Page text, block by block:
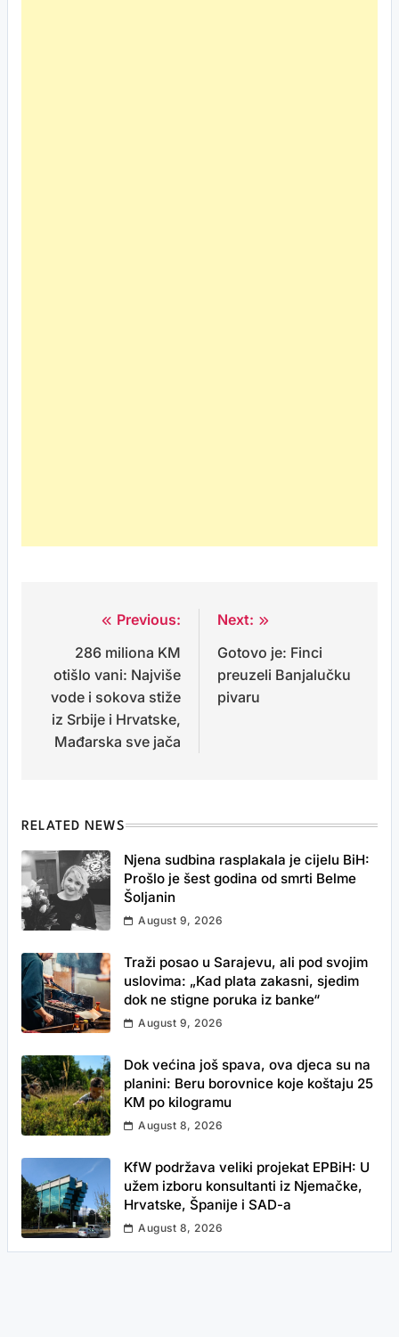
navigation
Previous:
286 miliona KM
otišlo vani: Najviše
vode i sokova stiže
iz Srbije i Hrvatske,
Mađarska sve jača
Next:
Gotovo je: Finci
preuzeli Banjalučku
pivaru
RELATED NEWS
Njena sudbina rasplakala je cijelu BiH:
Prošlo je šest godina od smrti Belme
Šoljanin
August 9, 2026
Traži posao u Sarajevu, ali pod svojim
uslovima: „Kad plata zakasni, sjedim
dok ne stigne poruka iz banke“
August 9, 2026
Dok većina još spava, ova djeca su na
planini: Beru borovnice koje koštaju 25
KM po kilogramu
August 8, 2026
KfW podržava veliki projekat EPBiH: U
užem izboru konsultanti iz Njemačke,
Hrvatske, Španije i SAD-a
August 8, 2026